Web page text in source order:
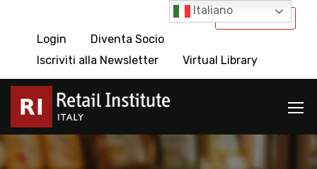
International
Login
Diventa Socio
Iscriviti alla Newsletter
Virtual Library
Italiano